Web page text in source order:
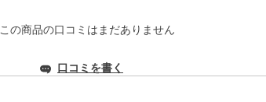
この商品の口コミはまだありません
口コミを書く